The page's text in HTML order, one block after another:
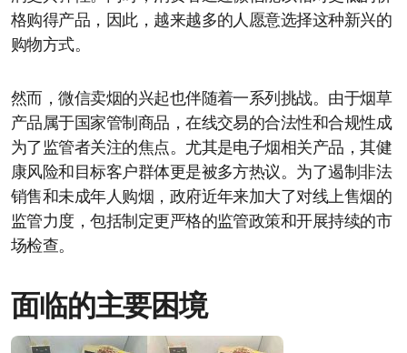
格购得产品，因此，越来越多的人愿意选择这种新兴的
购物方式。
然而，微信卖烟的兴起也伴随着一系列挑战。由于烟草
产品属于国家管制商品，在线交易的合法性和合规性成
为了监管者关注的焦点。尤其是电子烟相关产品，其健
康风险和目标客户群体更是被多方热议。为了遏制非法
销售和未成年人购烟，政府近年来加大了对线上售烟的
监管力度，包括制定更严格的监管政策和开展持续的市
场检查。
面临的主要困境